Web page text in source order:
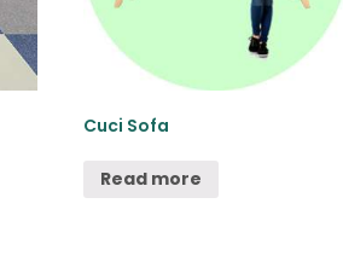
Cuci Sofa
Read more